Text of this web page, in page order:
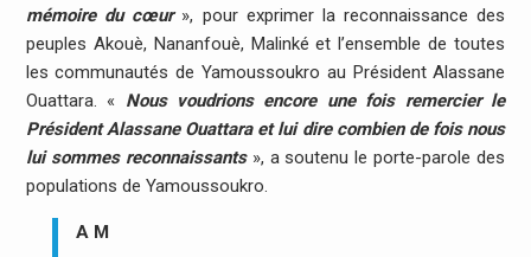
mémoire du cœur », pour exprimer la reconnaissance des
peuples Akouè, Nananfouè, Malinké et l’ensemble de toutes
les communautés de Yamoussoukro au Président Alassane
Ouattara. « Nous voudrions encore une fois remercier le
Président Alassane Ouattara et lui dire combien de fois nous
lui sommes reconnaissants », a soutenu le porte-parole des
populations de Yamoussoukro.
A M